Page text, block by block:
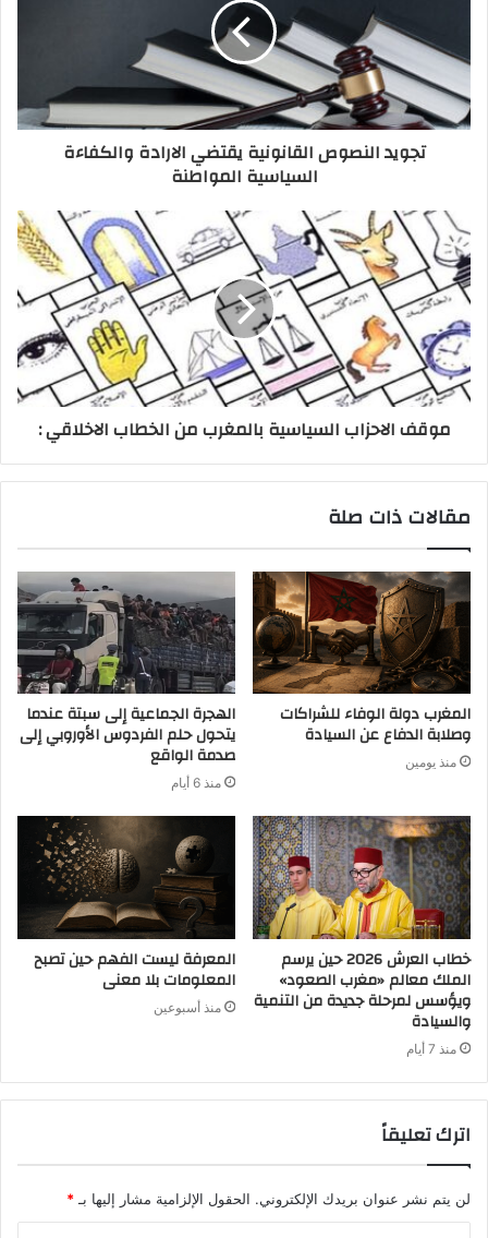
تجويد النصوص القانونية يقتضي الارادة والكفاءة
السياسية المواطنة
موقف الاحزاب السياسية بالمغرب من الخطاب الاخلاقي :
مقالات ذات صلة
المغرب دولة الوفاء للشراكات
وصلابة الدفاع عن السيادة
منذ يومين
الهجرة الجماعية إلى سبتة عندما
يتحول حلم الفردوس الأوروبي إلى
صدمة الواقع
منذ 6 أيام
خطاب العرش 2026 حين يرسم
الملك معالم «مغرب الصعود»
ويؤسس لمرحلة جديدة من التنمية
والسيادة
منذ 7 أيام
المعرفة ليست الفهم حين تصبح
المعلومات بلا معنى
منذ أسبوعين
اترك تعليقاً
لن يتم نشر عنوان بريدك الإلكتروني. الحقول الإلزامية مشار إليها بـ *